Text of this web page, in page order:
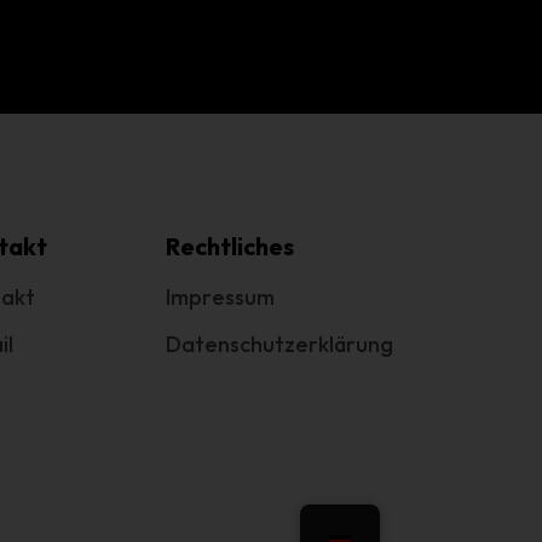
Rechtliches
Impressum
Datenschutzerklärung